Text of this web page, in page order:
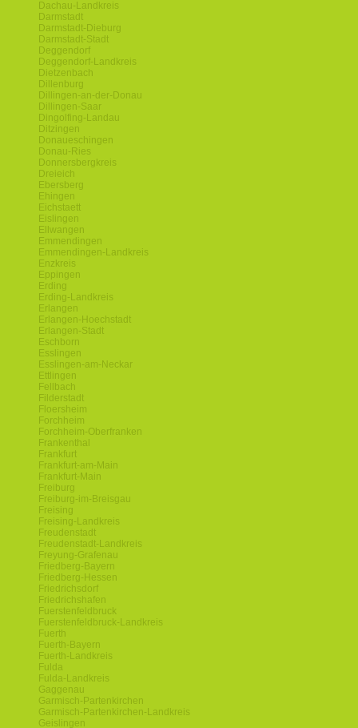
Dachau-Landkreis
Darmstadt
Darmstadt-Dieburg
Darmstadt-Stadt
Deggendorf
Deggendorf-Landkreis
Dietzenbach
Dillenburg
Dillingen-an-der-Donau
Dillingen-Saar
Dingolfing-Landau
Ditzingen
Donaueschingen
Donau-Ries
Donnersbergkreis
Dreieich
Ebersberg
Ehingen
Eichstaett
Eislingen
Ellwangen
Emmendingen
Emmendingen-Landkreis
Enzkreis
Eppingen
Erding
Erding-Landkreis
Erlangen
Erlangen-Hoechstadt
Erlangen-Stadt
Eschborn
Esslingen
Esslingen-am-Neckar
Ettlingen
Fellbach
Filderstadt
Floersheim
Forchheim
Forchheim-Oberfranken
Frankenthal
Frankfurt
Frankfurt-am-Main
Frankfurt-Main
Freiburg
Freiburg-im-Breisgau
Freising
Freising-Landkreis
Freudenstadt
Freudenstadt-Landkreis
Freyung-Grafenau
Friedberg-Bayern
Friedberg-Hessen
Friedrichsdorf
Friedrichshafen
Fuerstenfeldbruck
Fuerstenfeldbruck-Landkreis
Fuerth
Fuerth-Bayern
Fuerth-Landkreis
Fulda
Fulda-Landkreis
Gaggenau
Garmisch-Partenkirchen
Garmisch-Partenkirchen-Landkreis
Geislingen